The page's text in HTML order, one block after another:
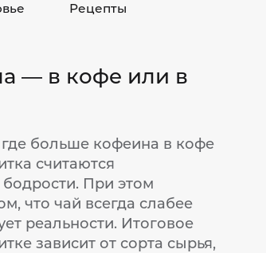
Рецепты
— в кофе или в
больше кофеина в кофе
считаются
При этом
что чай всегда слабее
реальности. Итоговое
зависит от сорта сырья,